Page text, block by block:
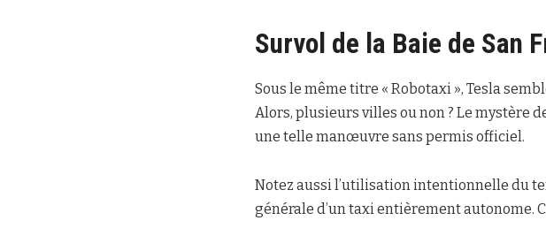
Survol de la Baie de San
Sous le même titre « Robotaxi », Tesla
Alors, plusieurs villes ou non ? Le mystère
une telle manœuvre sans permis officiel.
Notez aussi l’utilisation intentionnelle du
générale d’un taxi entièrement autonome.